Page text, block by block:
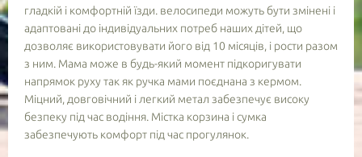
гладкій і комфортній їзди. велосипеди можуть бути змінені і
адаптовані до індивідуальних потреб наших дітей, що
дозволяє використовувати його від 10 місяців, і рости разом
з ним. Мама може в будь-який момент підкоригувати
напрямок руху так як ручка мами поєднана з кермом.
Міцний, довговічний і легкий метал забезпечує високу
безпеку під час водіння. Містка корзина і сумка
забезпечують комфорт під час прогулянок.